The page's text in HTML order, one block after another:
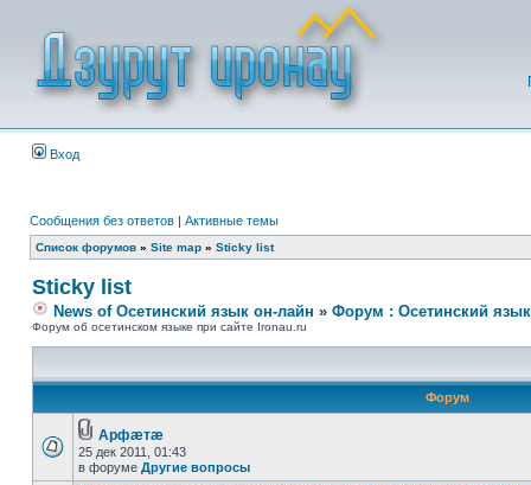
Вход
Сообщения без ответов | Активные темы
Список форумов » Site map » Sticky list
Sticky list
News of Осетинский язык он-лайн » Форум : Осетинский
Форум об осетинском языке при сайте Ironau.ru
Форум
Арфæтæ
25 дек 2011, 01:43
в форуме Другие вопросы